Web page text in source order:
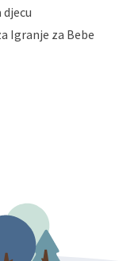
ili djelomice,
osobnih
poštom na
Igranje za Bebe